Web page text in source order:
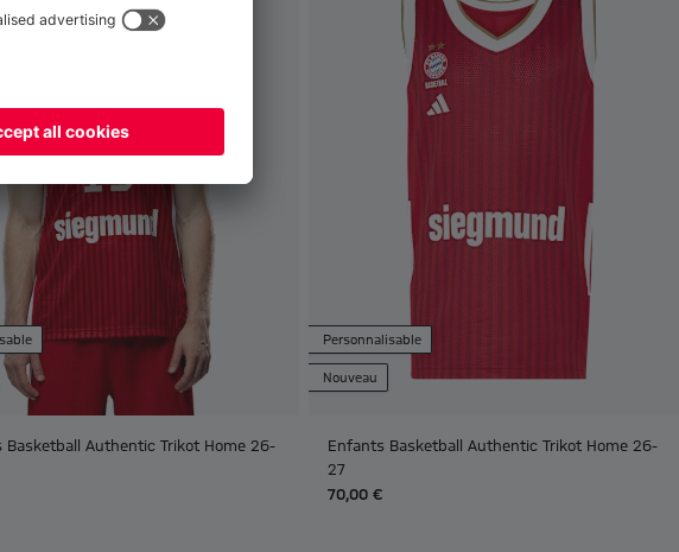
Basketball Authentic Trikot Home 26-
Personnalisable
Nouveau
Enfants Basketball Authentic Trikot Home 26-
27
70,00 €